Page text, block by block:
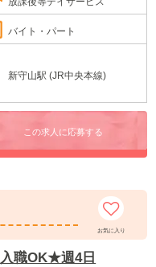
、行事等で高齢者との関りも企
とが出来ます。
バイト・パート
新守山駅 (JR中央本線)
この求人に応募する
お気に入り
職OK★週4日